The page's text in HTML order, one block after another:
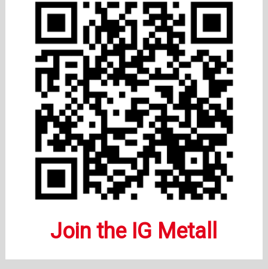
Join the IG Metall